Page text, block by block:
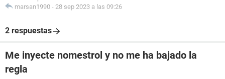
marsan1990 - 28 sep 2023 a las 09:26
2 respuestas
Me inyecte nomestrol y no me ha bajado la
regla